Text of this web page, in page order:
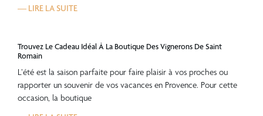
— LIRE LA SUITE
Trouvez Le Cadeau Idéal À La Boutique Des Vignerons De Saint
Romain
L’été est la saison parfaite pour faire plaisir à vos proches ou
rapporter un souvenir de vos vacances en Provence. Pour cette
occasion, la boutique